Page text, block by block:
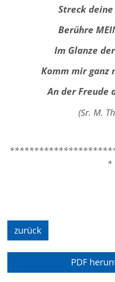
Streck
Berühre
Im Glanze
Komm mir ganz
An der Freude
(Sr. M.
*
zurück
PDF